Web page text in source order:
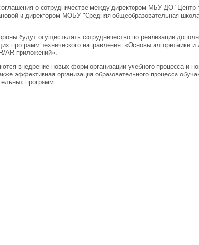
о сотрудничестве между директором МБУ ДО "Центр
и директором МОБУ "Средняя общеобразовательная
будут осуществлять сотрудничество по реализации
программ технического направления: «Основы алгоритмики и
AR приложений».
внедрение новых форм организации учебного процесса и
эффективная организация образовательного процесса
программ.